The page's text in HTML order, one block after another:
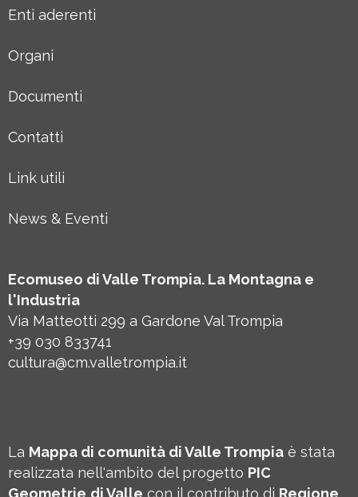
Enti aderenti
Organi
Documenti
Contatti
Link utili
News & Eventi
Ecomuseo di Valle Trompia. La Montagna e
l'Industria
Via Matteotti 299 a Gardone Val Trompia
+39 030 833741
cultura@cm.valletrompia.it
La Mappa di comunità di Valle Trompia è stata
realizzata nell'ambito del progetto PIC
Geometrie di Valle con il contributo di Regione